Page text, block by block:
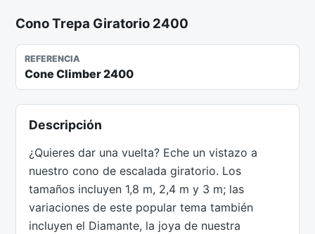
Cono Trepa Giratorio 2400
REFERENCIA
Cone Climber 2400
Descripción
¿Quieres dar una vuelta? Eche un vistazo a
nuestro cono de escalada giratorio. Los
tamaños incluyen 1,8 m, 2,4 m y 3 m; las
variaciones de este popular tema también
incluyen el Diamante, la joya de nuestra